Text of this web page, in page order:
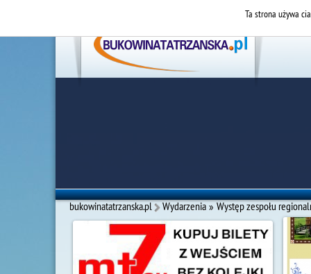
bukowinatatrzanska.pl Wydarzenia »Występ zespołu
Ta strona używa